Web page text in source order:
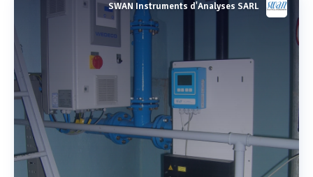
SWAN Instruments d'Analyses SARL